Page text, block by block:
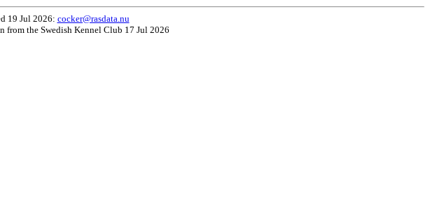
19 Jul 2026: cocker@rasdata.nu
the Swedish Kennel Club 17 Jul 2026